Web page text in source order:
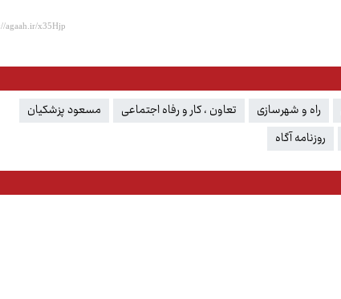
راه و شهرسازی تعاون ، کار و رفاه اجتماعی
مسعود پزشکیان
روزنامه آگاه